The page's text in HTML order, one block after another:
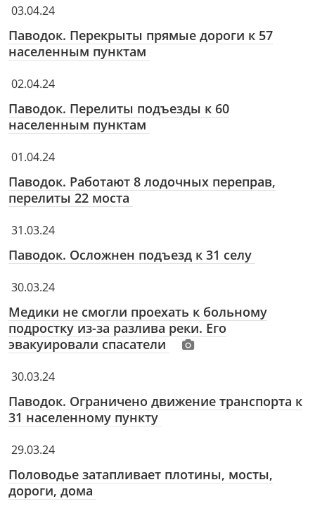
03.04.24
Паводок. Перекрыты прямые дороги к 57
населенным пунктам
02.04.24
Паводок. Перелиты подъезды к 60
населенным пунктам
01.04.24
Паводок. Работают 8 лодочных переправ,
перелиты 22 моста
31.03.24
Паводок. Осложнен подъезд к 31 селу
30.03.24
Медики не смогли проехать к больному
подростку из-за разлива реки. Его
эвакуировали спасатели
30.03.24
Паводок. Ограничено движение транспорта к
31 населенному пункту
29.03.24
Половодье затапливает плотины, мосты,
дороги, дома